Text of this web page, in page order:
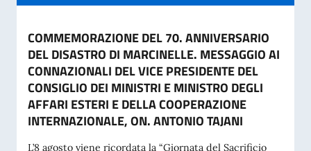
COMMEMORAZIONE DEL 70. ANNIVERSARIO
DEL DISASTRO DI MARCINELLE. MESSAGGIO AI
CONNAZIONALI DEL VICE PRESIDENTE DEL
CONSIGLIO DEI MINISTRI E MINISTRO DEGLI
AFFARI ESTERI E DELLA COOPERAZIONE
INTERNAZIONALE, ON. ANTONIO TAJANI
L’8 agosto viene ricordata la “Giornata del Sacrificio